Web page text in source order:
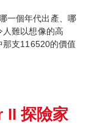
一個年代出產、哪
難以想像的高
支116520的價值
II 探險家